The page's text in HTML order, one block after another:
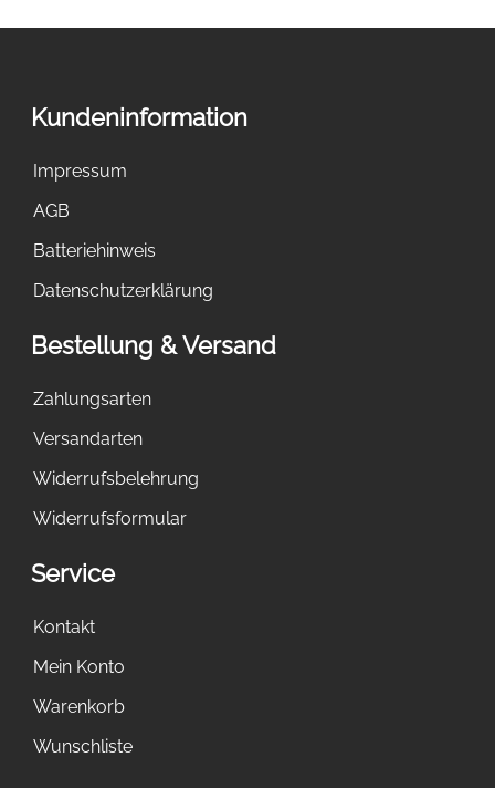
Kundeninformation
Impressum
AGB
Batteriehinweis
Datenschutzerklärung
Bestellung & Versand
Zahlungsarten
Versandarten
Widerrufsbelehrung
Widerrufsformular
Service
Kontakt
Mein Konto
Warenkorb
Wunschliste